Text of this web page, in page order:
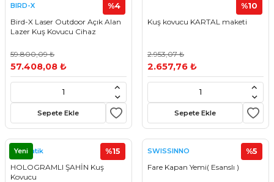
BIRD-X
Bird-X Laser Outdoor Açık Alan
Lazer Kuş Kovucu Cihaz
%4
59.800,09 ₺
57.408,08 ₺
Sepete Ekle
Kuş kovucu KARTAL maketi
%10
2.953,07 ₺
2.657,76 ₺
Sepete Ekle
Yeni
Kovmatik
HOLOGRAMLI ŞAHİN Kuş
Kovucu
%15 SWISSINNO
Fare Kapan Yemi( Esanslı )
%5